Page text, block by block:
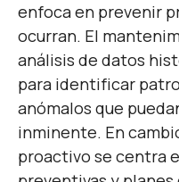
enfoca en prevenir
ocurran. El
análisis de datos
para identificar
anómalos que
inminente. En
proactivo se centra